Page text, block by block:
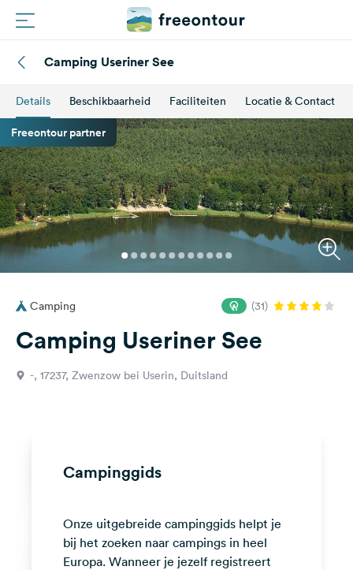
Routes
Campings
Magazine
Partners
Registreren
Inloggen
Vragen &
Feedback
media
Facebook
Camping Useriner See
Details Beschikbaarheid Faciliteiten Locatie & Contact
Freeontour partner
Camping (31)
Camping Useriner See
-, 17237, Zwenzow bei Userin, Duitsland
Campinggids
Onze uitgebreide campinggids helpt je
bij het zoeken naar campings in heel
Europa. Wanneer je jezelf registreert